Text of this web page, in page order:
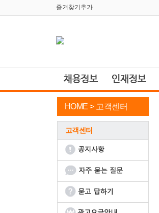
즐겨찾기추가
HOME > 고객센터
고객센터